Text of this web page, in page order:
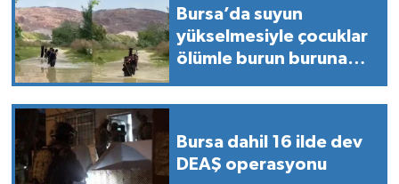
Bursa’da suyun
yükselmesiyle çocuklar
ölümle burun buruna
Bursa dahil 16 ilde dev
DEAŞ operasyonu